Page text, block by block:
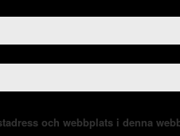
och webbplats i denna